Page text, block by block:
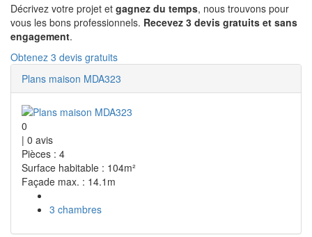
Décrivez votre projet et gagnez du temps, nous trouvons pour
vous les bons professionnels. Recevez 3 devis gratuits et sans
engagement.
Obtenez 3 devis gratuits
Plans maison MDA323
0
| 0 avis
Pièces : 4
Surface habitable : 104m²
Façade max. : 14.1m
3 chambres